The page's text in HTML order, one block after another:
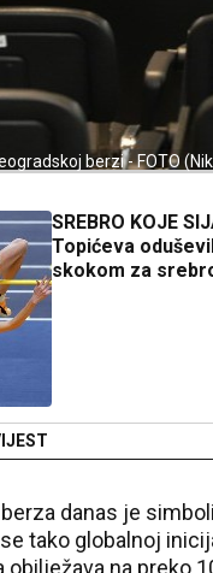
berzi - FOTO
SREBRO KOJE
Topićeva
skokom za
danas je
tako globalnoj
obilježava na preko